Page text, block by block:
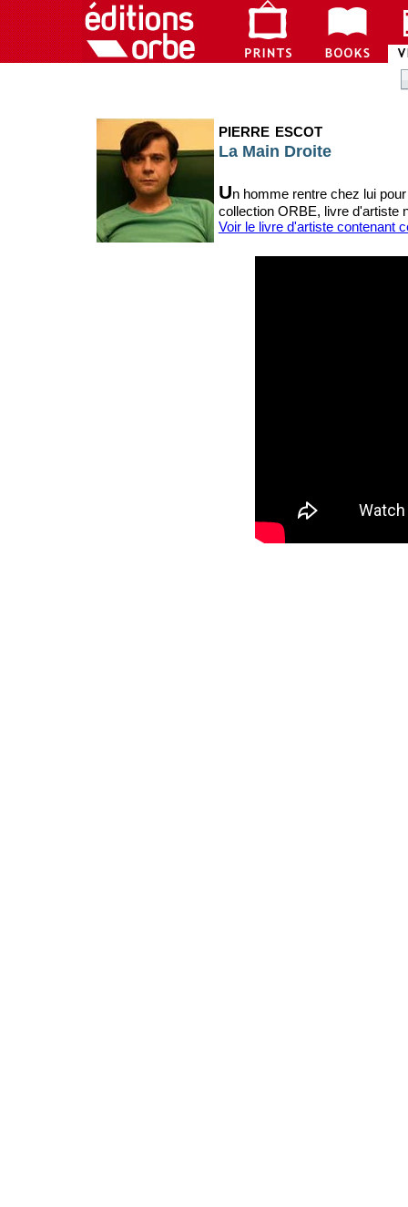
pierre escot
La Main Droite
Un homme rentre chez lui
collection ORBE, livre d'artiste
Voir le livre d'artiste contenant